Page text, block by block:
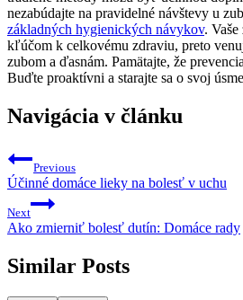
⁢nezabúdajte na pravidelné návštevy u
základných hygienických návykov.
kľúčom k celkovému zdraviu, preto
zubom a ďasnám. Pamätajte, že
Buďte proaktívni a starajte sa o ‌svoj
Navigácia v článku
Previous
Účinné domáce lieky na bolesť v uchu
Next
Ako zmierniť bolesť dutín: Domáce rady
Similar Posts